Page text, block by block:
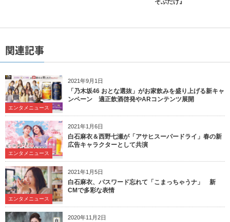
そぶだけ』
関連記事
2021年9月1日
エンタメニュース
「乃木坂46 おとな選抜」がお家飲みを盛り上げる新キャ
ンペーン 適正飲酒啓発やARコンテンツ展開
2021年1月6日
エンタメニュース
白石麻衣＆西野七瀬が「アサヒスーパードライ」春の新
広告キャラクターとして共演
2021年1月5日
エンタメニュース
白石麻衣、パスワード忘れて「こまっちゃうナ」 新
CMで多彩な表情
2020年11月2日